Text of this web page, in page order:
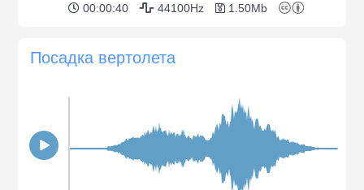
00:00:40 44100Hz 1.50Mb
Посадка вертолета